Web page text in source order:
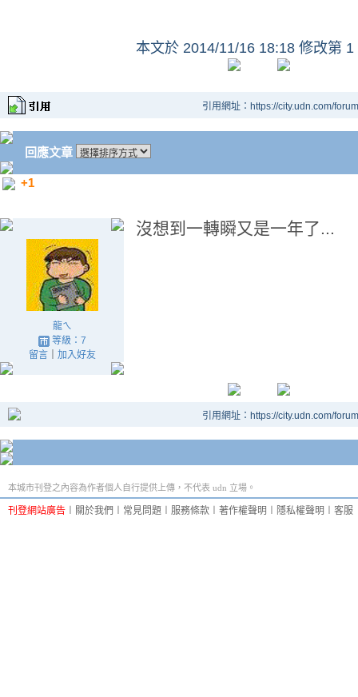
本文於 2014/11/16 18:18 修改第 1
引用網址：https://city.udn.com/
回應文章
+1
龍ㄟ
等級：7
留言｜ 加入好友
沒想到一轉瞬又是一年了...
引用網址：https://city.udn.com/
本城市刊登之內容為作者個人自行提供上傳，不代表 udn 立場。
刊登網站廣告 關於我們 常見問題 服務條款 著作權聲明 隱私權聲明 客服